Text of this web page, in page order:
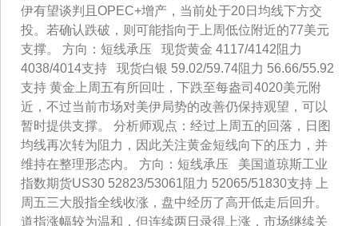
伊有望谈判且OPEC+增产，当前处于20日均线下方交
投。若确认跌破，则可能指向于上周低位附近的77美元
支撑。 方向：短线承压 现货黄金 4117/4142阻力
4038/4014支持 现货白银 59.02/59.74阻力 56.66/55.92
支持 黄金上周五有所回吐，下跌至每盎司4020美元附
近，不过当前市场对美伊局势的改善仍保持观望，可以
暂时提供支撑。 分析师观点：经过上周五的回落，日图
均线再次转为阻力，因此关注黄金短线向下的压力，并
维持在整理形态内。 方向：短线承压 美国道琼斯工业
指数期货US30 52823/53061阻力 52065/51830支持 上
周五三大股指全线收涨，盘中经历了高开低走后回升。
道指涨幅较为温和，但连续两日录得上涨，市场继续关